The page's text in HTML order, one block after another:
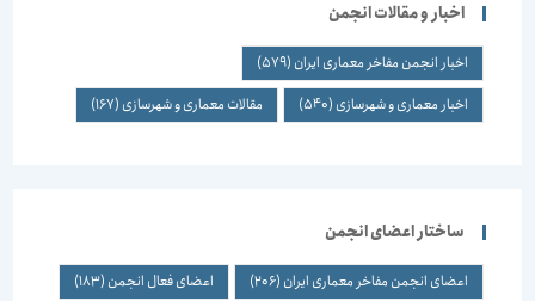
اخبار و مقالات انجمن
اخبار انجمن مفاخر معماری ایران(579)
اخبار معماری و شهرسازی(540) مقالات معماری و شهرسازی(167)
ساختار اعضای انجمن
اعضای انجمن مفاخر معماری ایران(206) اعضای فعال انجمن(183)